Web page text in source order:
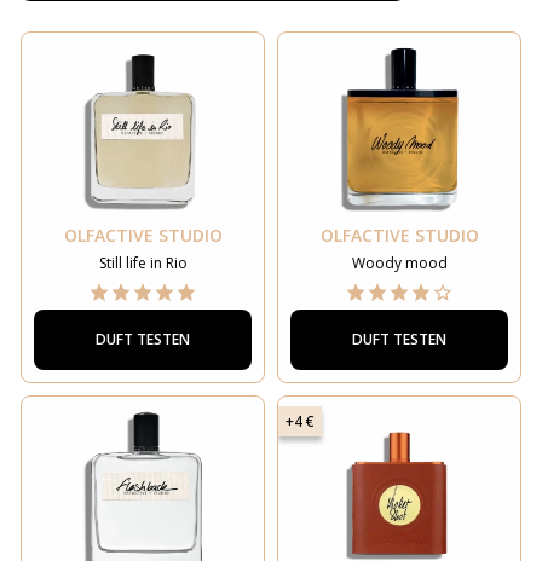
OLFACTIVE STUDIO
Still life in Rio
DUFT TESTEN
OLFACTIVE STUDIO
Woody mood
DUFT TESTEN
+4 €